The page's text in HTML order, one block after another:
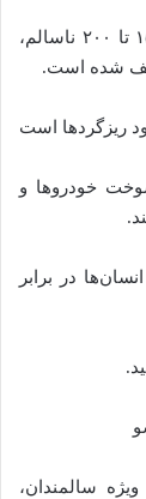
در دسته بندی شرایط آلودگی هوا شاخص بین ۱۵۰ تا ۲۰۰ ناسالم،
ریزگرد‌ها است
خودرو‌ها و
در برابر
سالمندان،